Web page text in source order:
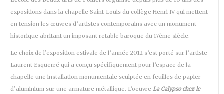
expositions dans la chapelle Saint-Louis du collège Henri IV qui mettent
en tension les œuvres d’artistes contemporains avec un monument
historique abritant un imposant retable baroque du 17ème siècle.
Le choix de l’exposition estivale de l’année 2012 s’est porté sur l’artiste
Laurent Esquerré qui a conçu spécifiquement pour l’espace de la
chapelle une installation monumentale sculptée en feuilles de papier
d’aluminium sur une armature métallique. L’oeuvre La Calypso chez le